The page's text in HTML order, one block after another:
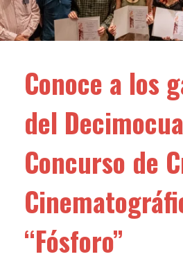
Conoce a los
del
Concurso de
“Fósforo”